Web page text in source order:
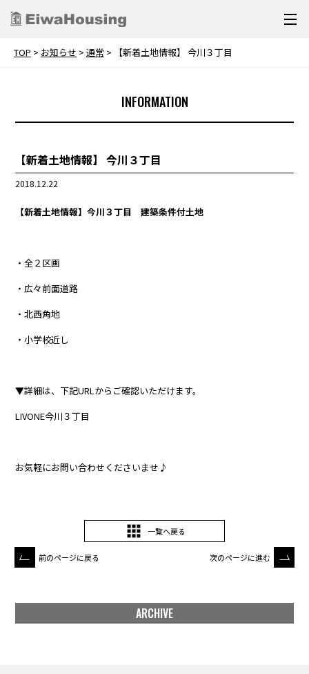
TOP > お知らせ > 通常 > 【新着土地情報】 今川３丁目
INFORMATION
ARCHIVE
【新着土地情報】 今川３丁目
2018.12.22
【新着土地情報】今川３丁目 建築条件付土地
・全２区画
・広々前面道路
・北西角地
・小学校近し
▼詳細は、下記URLからご確認いただけます。
LIVONE今川３丁目
お気軽にお問い合わせくださいませ♪
前のページに戻る
一覧へ戻る
次のページに進む